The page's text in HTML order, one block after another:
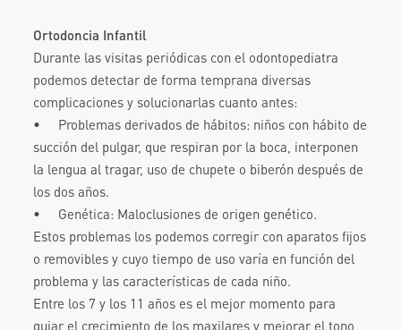
Ortodoncia Infantil
Durante las visitas periódicas con el odontopediatra
podemos detectar de forma temprana diversas
complicaciones y solucionarlas cuanto antes:
• Problemas derivados de hábitos: niños con hábito de
succión del pulgar, que respiran por la boca, interponen
la lengua al tragar, uso de chupete o biberón después de
los dos años.
• Genética: Maloclusiones de origen genético.
Estos problemas los podemos corregir con aparatos fijos
o removibles y cuyo tiempo de uso varía en función del
problema y las características de cada niño.
Entre los 7 y los 11 años es el mejor momento para
guiar el crecimiento de los maxilares y mejorar el tono